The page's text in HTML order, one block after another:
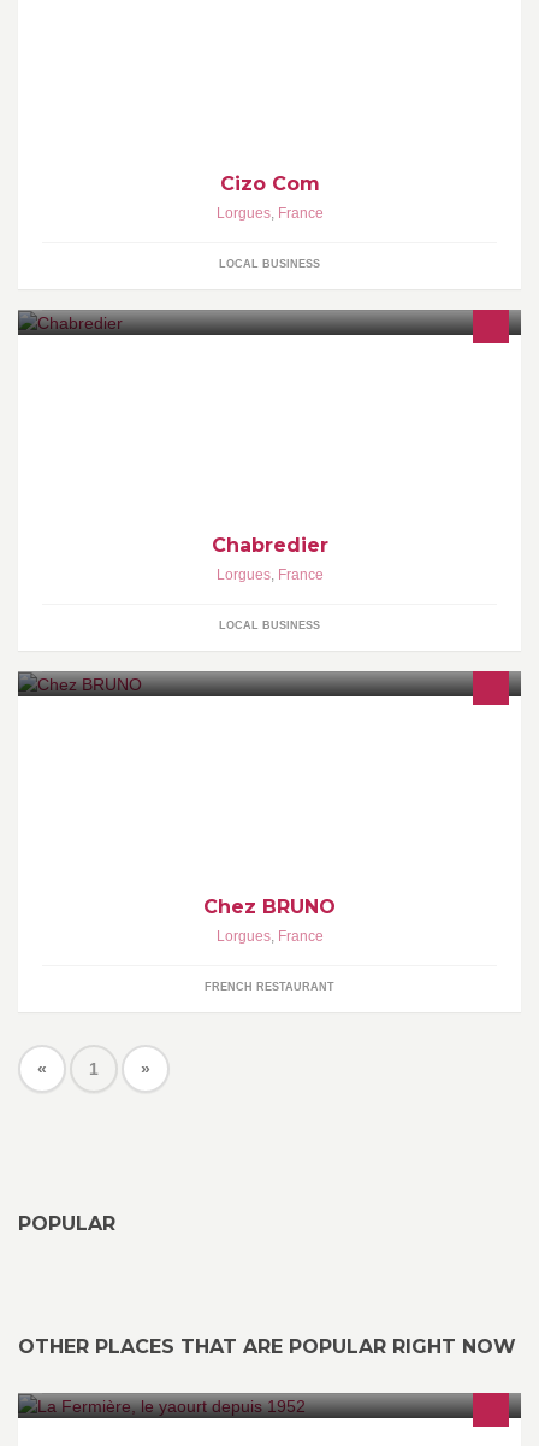
Cizo Com
Lorgues, France
LOCAL BUSINESS
Chabredier
Lorgues, France
LOCAL BUSINESS
Chez BRUNO
Lorgues, France
FRENCH RESTAURANT
« 1 »
POPULAR
OTHER PLACES THAT ARE POPULAR RIGHT NOW